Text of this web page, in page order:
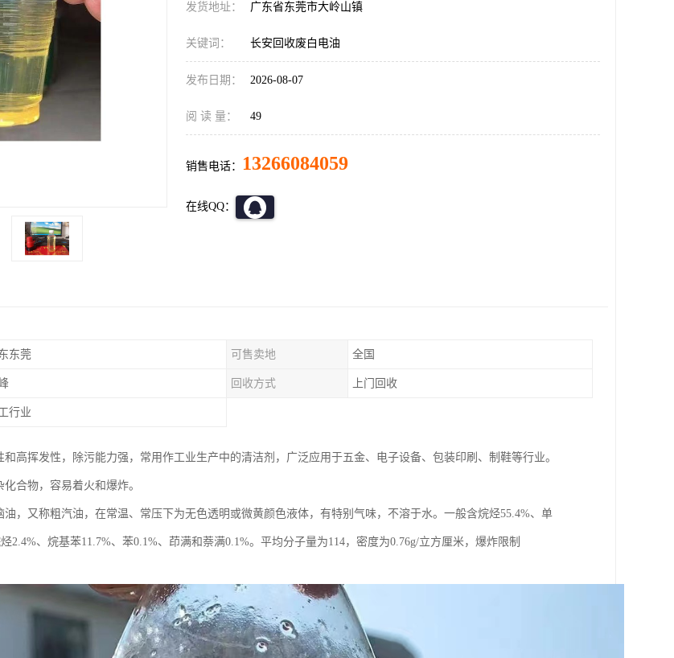
发货地址： 广东省东莞市大岭山镇
关键词： 长安回收废白电油
发布日期： 2026-08-07
阅 读 量： 49
销售电话： 13266084059
在线QQ：
东莞 可售卖地 全国
回收方式 上门回收
行业
和高挥发性，除污能力强，常用作工业生产中的清洁剂，广泛应用于五金、电子设备、包装印刷、制鞋等行业。
合物，容易着火和爆炸。
油，又称粗汽油，在常温、常压下为无色透明或微黄颜色液体，有特别气味，不溶于水。一般含烷烃55.4%、单
2.4%、烷基苯11.7%、苯0.1%、茚满和萘满0.1%。平均分子量为114，密度为0.76g/立方厘米，爆炸限制